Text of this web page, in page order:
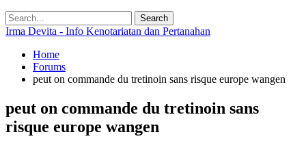
Irma Devita - Info Kenotariatan dan Pertanahan
Home
Forums
peut on commande du tretinoin sans risque europe wangen
peut on commande du tretinoin sans
risque europe wangen